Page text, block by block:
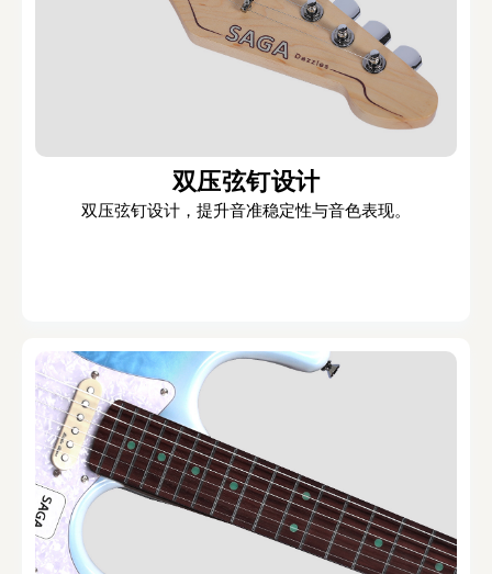
双压弦钉设计
双压弦钉设计，提升音准稳定性与音色表现。